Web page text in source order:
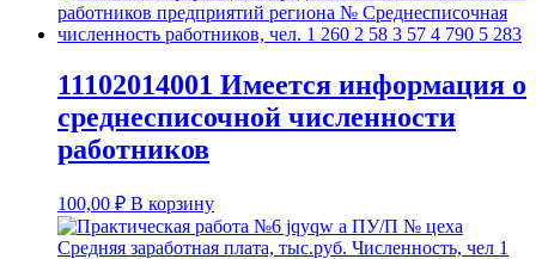
11102014001 Имеется информация о
среднесписочной численности
работников
100,00 ₽ В корзину